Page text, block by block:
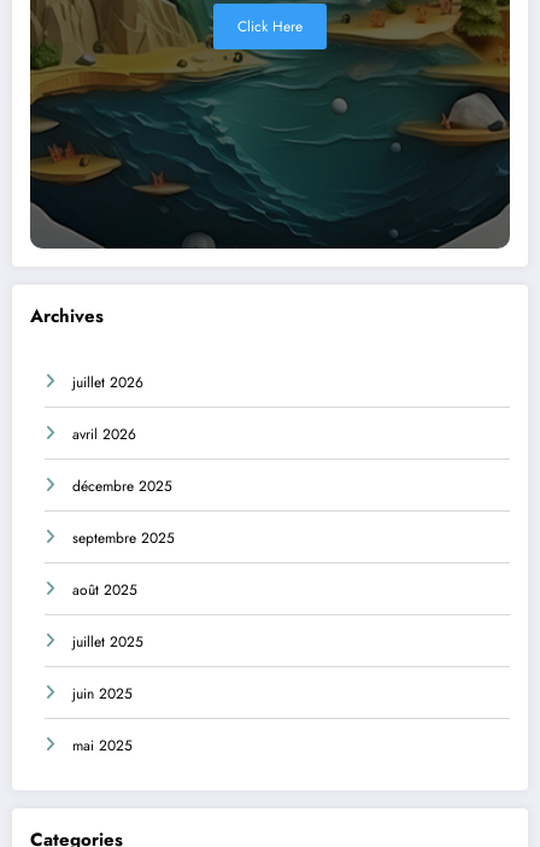
Click Here
Archives
juillet 2026
avril 2026
décembre 2025
septembre 2025
août 2025
juillet 2025
juin 2025
mai 2025
Categories